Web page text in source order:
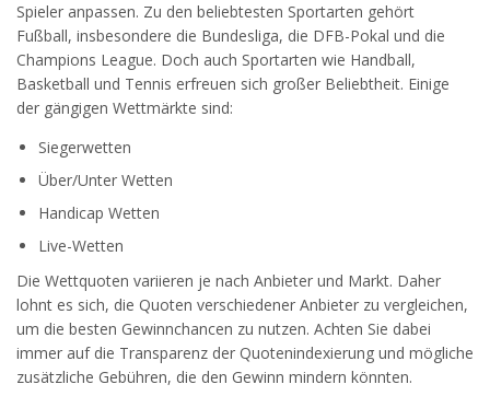
Spieler anpassen. Zu den beliebtesten Sportarten gehört
Fußball, insbesondere die Bundesliga, die DFB-Pokal und die
Champions League. Doch auch Sportarten wie Handball,
Basketball und Tennis erfreuen sich großer Beliebtheit. Einige
der gängigen Wettmärkte sind:
Siegerwetten
Über/Unter Wetten
Handicap Wetten
Live-Wetten
Die Wettquoten variieren je nach Anbieter und Markt. Daher
lohnt es sich, die Quoten verschiedener Anbieter zu vergleichen,
um die besten Gewinnchancen zu nutzen. Achten Sie dabei
immer auf die Transparenz der Quotenindexierung und mögliche
zusätzliche Gebühren, die den Gewinn mindern könnten.